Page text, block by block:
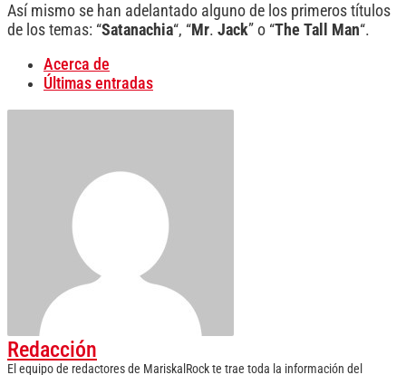
Así mismo se han adelantado alguno de los primeros títulos
de los temas: “Satanachia“, “Mr. Jack” o “The Tall Man“.
Acerca de
Últimas entradas
Redacción
El equipo de redactores de MariskalRock te trae toda la información del